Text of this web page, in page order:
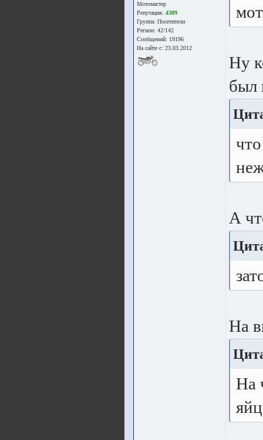
Мотомастер
Репутация: 4309
Группа: Посетители
Регион: 42/142
Сообщений: 19196
На сайте с: 23.03.2012
Ну
был
А
На
На